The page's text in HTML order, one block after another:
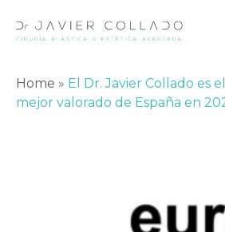
Home » El Dr. Javier Collado es
mejor valorado de España en